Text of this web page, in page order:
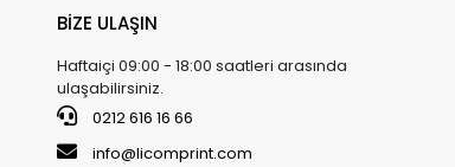
BİZE ULAŞIN
Haftaiçi 09:00 - 18:00 saatleri arasında
ulaşabilirsiniz.
0212 616 16 66
info@licomprint.com